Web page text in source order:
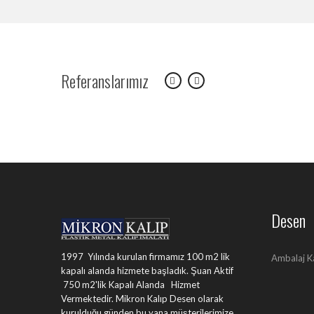
Referanslarımız
1997 Yılında kurulan firmamız 100 m2 lik
kapalı alanda hizmete başladık. Şuan Aktif
750 m2'lik Kapalı Alanda Hizmet
Vermektedir. Mikron Kalıp Desen olarak
Desen
Ambalaj